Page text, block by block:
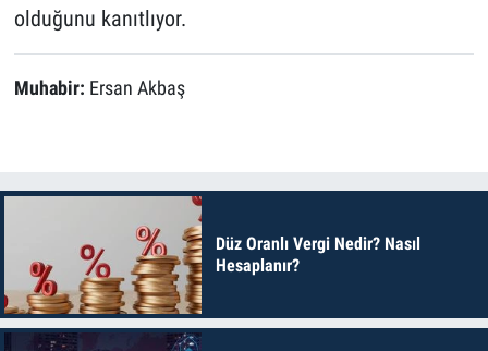
olduğunu kanıtlıyor.
Muhabir: Ersan Akbaş
Düz Oranlı Vergi Nedir? Nasıl
Hesaplanır?